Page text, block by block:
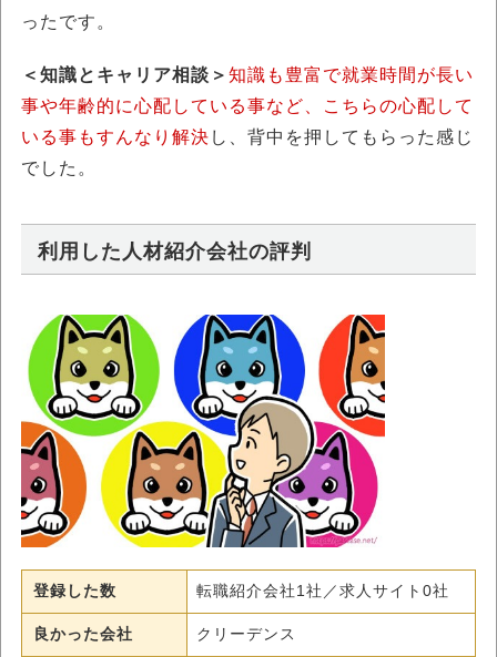
ったです。
＜知識とキャリア相談＞ 知識も豊富で就業時間が長い
事や年齢的に心配している事など、こちらの心配して
いる事もすんなり解決 し、背中を押してもらった感じ
でした。
利用した人材紹介会社の評判
登録した数 転職紹介会社1社／求人サイト0社
良かった会社 クリーデンス